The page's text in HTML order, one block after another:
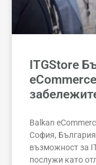
ITGStore
Balkan
София,
възможност за
послужи като